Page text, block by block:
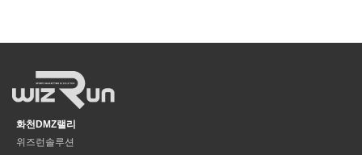
화천DMZ랠리
위즈런솔루션